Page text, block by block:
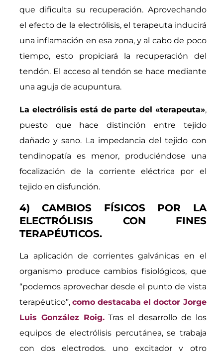
que dificulta su recuperación. Aprovechando
el efecto de la electrólisis, el terapeuta inducirá
una inflamación en esa zona, y al cabo de poco
tiempo, esto propiciará la recuperación del
tendón. El acceso al tendón se hace mediante
una aguja de acupuntura.
La electrólisis está de parte del «terapeuta»,
puesto que hace distinción entre tejido
dañado y sano. La impedancia del tejido con
tendinopatía es menor, produciéndose una
focalización de la corriente eléctrica por el
tejido en disfunción.
4) CAMBIOS FÍSICOS POR LA
ELECTRÓLISIS CON FINES
TERAPÉUTICOS.
La aplicación de corrientes galvánicas en el
organismo produce cambios fisiológicos, que
“podemos aprovechar desde el punto de vista
terapéutico”,como destacaba el doctor Jorge
Luis González Roig.Tras el desarrollo de los
equipos de electrólisis percutánea, se trabaja
con dos electrodos, uno excitador y otro